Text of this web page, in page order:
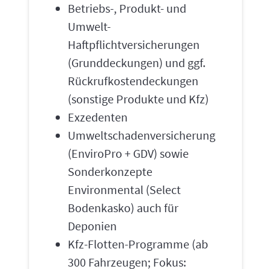
Betriebs-, Produkt- und
Umwelt-
Haftpflichtversicherungen
(Grunddeckungen) und ggf.
Rückrufkostendeckungen
(sonstige Produkte und Kfz)
Exzedenten
Umweltschadenversicherung
(EnviroPro + GDV) sowie
Sonderkonzepte
Environmental (Select
Bodenkasko) auch für
Deponien
Kfz-Flotten-Programme (ab
300 Fahrzeugen; Fokus: